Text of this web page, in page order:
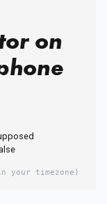
on
your timezone)